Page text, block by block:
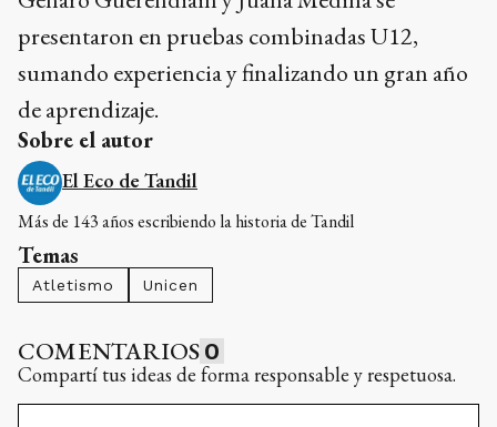
presentaron en pruebas combinadas U12,
sumando experiencia y finalizando un gran año
de aprendizaje.
Sobre el autor
El Eco de Tandil
Más de 143 años escribiendo la historia de Tandil
Temas
Atletismo Unicen
COMENTARIOS 0
Compartí tus ideas de forma responsable y respetuosa.